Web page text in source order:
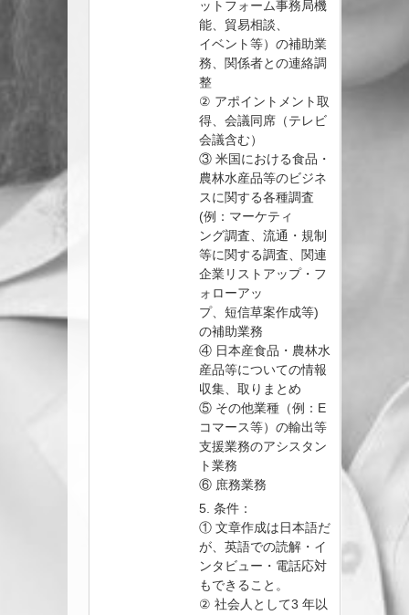
ットフォーム事務局機
能、貿易相談、
イベント等）の補助業
務、関係者との連絡調
整
② アポイントメント取
得、会議同席（テレビ
会議含む）
③ 米国における食品・
農林水産品等のビジネ
スに関する各種調査
(例：マーケティ
ング調査、流通・規制
等に関する調査、関連
企業リストアップ・フ
ォローアッ
プ、短信草案作成等)
の補助業務
④ 日本産食品・農林水
産品等についての情報
収集、取りまとめ
⑤ その他業種（例：E
コマース等）の輸出等
支援業務のアシスタン
ト業務
⑥ 庶務業務
5. 条件：
① 文章作成は日本語だ
が、英語での読解・イ
ンタビュー・電話応対
もできること。
② 社会人として3 年以